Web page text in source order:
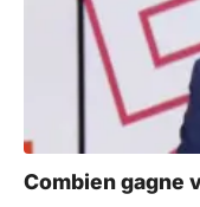
Combien gagne